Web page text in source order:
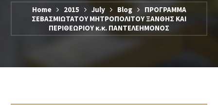
Home 2015 July Blog
ΠΡΟΓΡΑΜΜΑ
ΣΕΒΑΣΜΙΩΤΑΤΟΥ ΜΗΤΡΟΠΟΛΙΤΟΥ ΞΑΝΘΗΣ ΚΑΙ
ΠΕΡΙΘΕΩΡΙΟΥ κ.κ. ΠΑΝΤΕΛΕΗΜΟΝΟΣ